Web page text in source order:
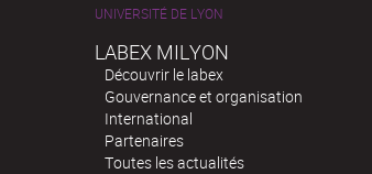
UNIVERSITÉ DE LYON
LABEX MILYON
Découvrir le labex
Gouvernance et organisation
International
Partenaires
Toutes les actualités